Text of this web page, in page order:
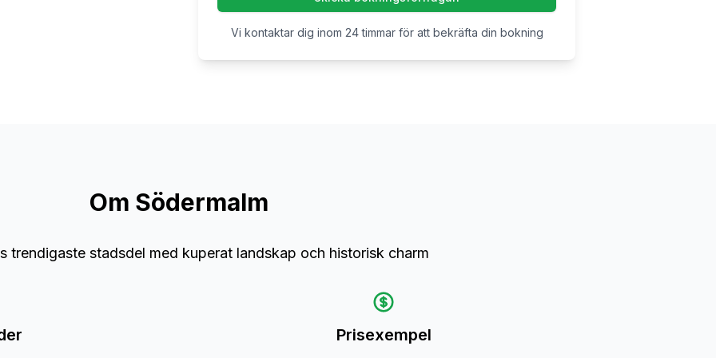
Vi kontaktar dig inom 24 timmar för att bekräfta din bokning
Om Södermalm
trendigaste stadsdel med kuperat landskap och historisk charm
Prisexempel